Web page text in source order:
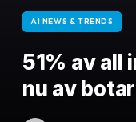
AI NEWS & TRENDS
51% av
nu av botar